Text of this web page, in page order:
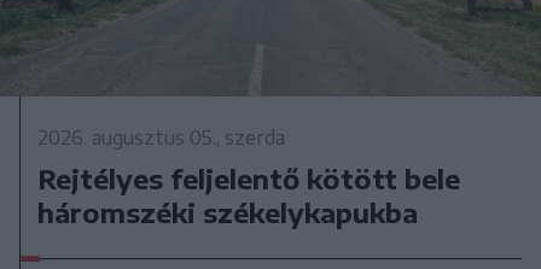
2026. augusztus 05., szerda
Rejtélyes feljelentő kötött bele
háromszéki székelykapukba